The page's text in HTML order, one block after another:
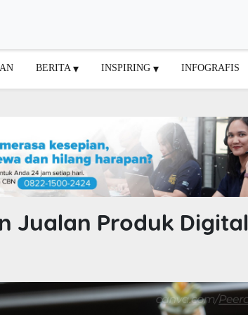
BERITA INSPIRING INFOGRAFIS
Jualan Produk Digital